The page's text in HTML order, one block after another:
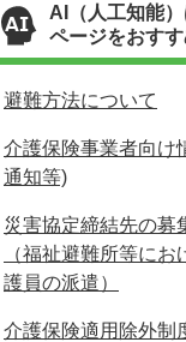
AI（人工知能
ページをおす
避難方法について
介護保険事業者向け
通知等)
災害協定締結先の募
（福祉避難所等にお
護員の派遣）
介護保険適用除外制